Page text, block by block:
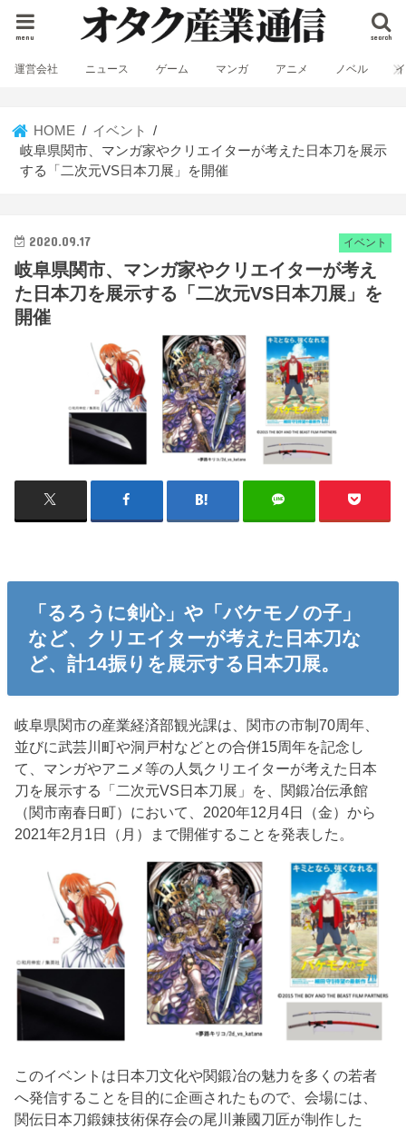
search
menu
運営会社 ニュース ゲーム マンガ アニメ ノベル
HOME
イベント
岐阜県関市、マンガ家やクリエイターが考えた日本刀を展示
する「二次元VS日本刀展」を開催
イベント
2020.09.17
岐阜県関市、マンガ家やクリエイターが考え
た日本刀を展示する「二次元VS日本刀展」を
開催
「るろうに剣心」や「バケモノの子」
など、クリエイターが考えた日本刀な
ど、計14振りを展示する日本刀展。
岐阜県関市の産業経済部観光課は、関市の市制70周年、
並びに武芸川町や洞戸村などとの合併15周年を記念し
て、マンガやアニメ等の人気クリエイターが考えた日本
刀を展示する「二次元VS日本刀展」を、関鍛冶伝承館
（関市南春日町）において、2020年12月4日（金）から
2021年2月1日（月）まで開催することを発表した。
このイベントは日本刀文化や関鍛冶の魅力を多くの若者
へ発信することを目的に企画されたもので、会場には、
関伝日本刀鍛錬技術保存会の尾川兼國刀匠が制作した